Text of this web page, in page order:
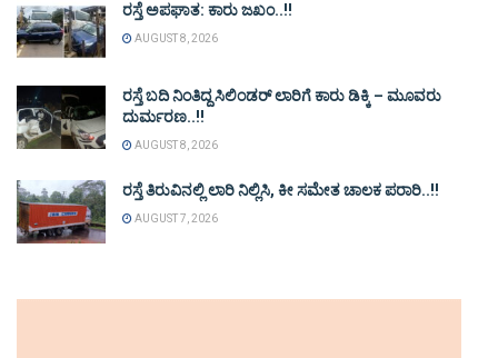
ರಸ್ತೆ ಅಪಘಾತ: ಕಾರು ಜಖಂ..!!
AUGUST 8, 2026
ರಸ್ತೆ ಬದಿ ನಿಂತಿದ್ದ ಸಿಲಿಂಡರ್ ಲಾರಿಗೆ ಕಾರು ಡಿಕ್ಕಿ – ಮೂವರು
ದುರ್ಮರಣ..!!
AUGUST 8, 2026
ರಸ್ತೆ ತಿರುವಿನಲ್ಲಿ ಲಾರಿ ನಿಲ್ಲಿಸಿ, ಕೀ ಸಮೇತ ಚಾಲಕ ಪರಾರಿ..!!
AUGUST 7, 2026